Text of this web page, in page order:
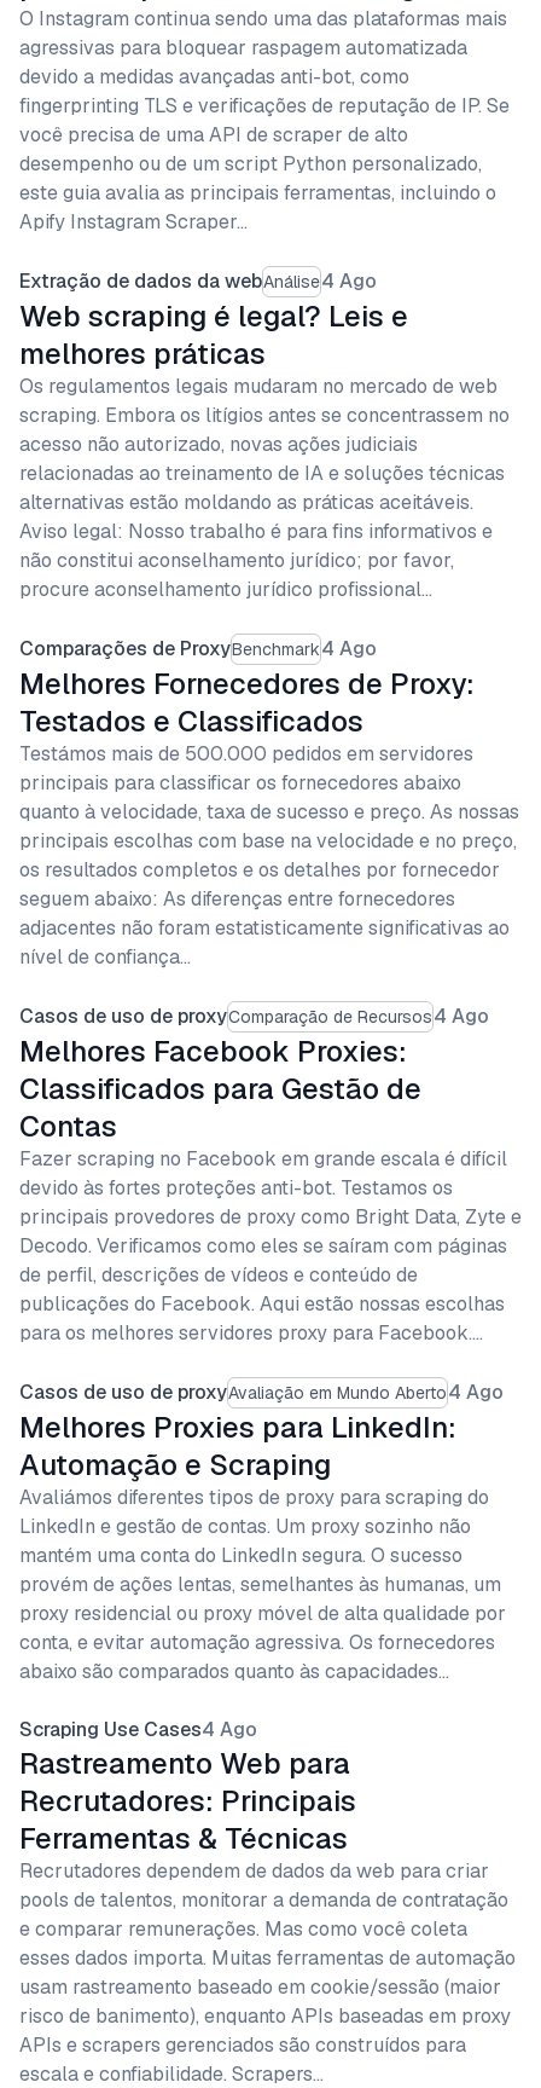
O Instagram continua sendo uma das plataformas mais
agressivas para bloquear raspagem automatizada
devido a medidas avançadas anti-bot, como
fingerprinting TLS e verificações de reputação de IP. Se
você precisa de uma API de scraper de alto
desempenho ou de um script Python personalizado,
este guia avalia as principais ferramentas, incluindo o
Apify Instagram Scraper…
Extração de dados da webAnálise4 Ago
Web scraping é legal? Leis e
melhores práticas
Os regulamentos legais mudaram no mercado de web
scraping. Embora os litígios antes se concentrassem no
acesso não autorizado, novas ações judiciais
relacionadas ao treinamento de IA e soluções técnicas
alternativas estão moldando as práticas aceitáveis.
Aviso legal: Nosso trabalho é para fins informativos e
não constitui aconselhamento jurídico; por favor,
procure aconselhamento jurídico profissional…
Comparações de ProxyBenchmark4 Ago
Melhores Fornecedores de Proxy:
Testados e Classificados
Testámos mais de 500.000 pedidos em servidores
principais para classificar os fornecedores abaixo
quanto à velocidade, taxa de sucesso e preço. As nossas
principais escolhas com base na velocidade e no preço,
os resultados completos e os detalhes por fornecedor
seguem abaixo: As diferenças entre fornecedores
adjacentes não foram estatisticamente significativas ao
nível de confiança…
Casos de uso de proxyComparação de Recursos4 Ago
Melhores Facebook Proxies:
Classificados para Gestão de
Contas
Fazer scraping no Facebook em grande escala é difícil
devido às fortes proteções anti-bot. Testamos os
principais provedores de proxy como Bright Data, Zyte e
Decodo. Verificamos como eles se saíram com páginas
de perfil, descrições de vídeos e conteúdo de
publicações do Facebook. Aqui estão nossas escolhas
para os melhores servidores proxy para Facebook.…
Casos de uso de proxyAvaliação em Mundo Aberto4 Ago
Melhores Proxies para LinkedIn:
Automação e Scraping
Avaliámos diferentes tipos de proxy para scraping do
LinkedIn e gestão de contas. Um proxy sozinho não
mantém uma conta do LinkedIn segura. O sucesso
provém de ações lentas, semelhantes às humanas, um
proxy residencial ou proxy móvel de alta qualidade por
conta, e evitar automação agressiva. Os fornecedores
abaixo são comparados quanto às capacidades…
Scraping Use Cases4 Ago
Rastreamento Web para
Recrutadores: Principais
Ferramentas & Técnicas
Recrutadores dependem de dados da web para criar
pools de talentos, monitorar a demanda de contratação
e comparar remunerações. Mas como você coleta
esses dados importa. Muitas ferramentas de automação
usam rastreamento baseado em cookie/sessão (maior
risco de banimento), enquanto APIs baseadas em proxy
APIs e scrapers gerenciados são construídos para
escala e confiabilidade. Scrapers…